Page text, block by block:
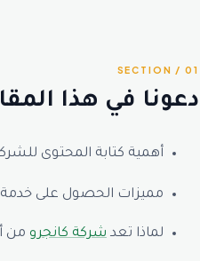
01 / SECTION
دعونا في هذا
أهمية كتابة المحتوى
مميزات الحصول على خدمة
لماذا تعد شركة كانجرو من